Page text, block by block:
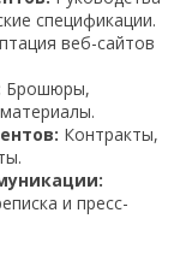
спецификации.
веб-сайтов
Брошюры,
Контракты,
и пресс-